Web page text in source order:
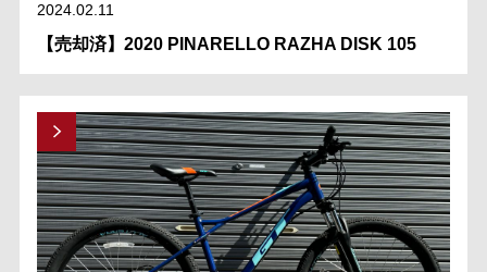
2024.02.11
【売却済】2020 PINARELLO RAZHA DISK 105